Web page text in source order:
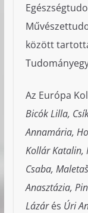
között
Az Európa
Bicók Lilla,
Annamária,
Kollár Katalin,
Csaba,
Anasztázia,
Lázárés Úri